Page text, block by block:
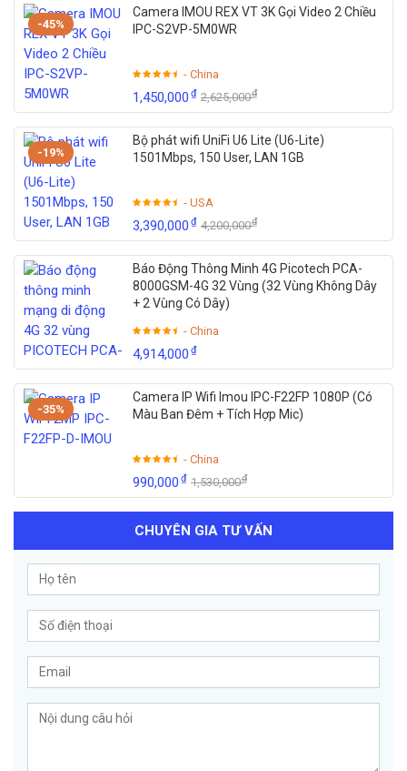
-45%
Camera IMOU REX VT 3K Gọi Video 2 Chiều
IPC-S2VP-5M0WR
- China
1,450,000₫ 2,625,000₫
-19%
Bộ phát wifi UniFi U6 Lite (U6-Lite)
1501Mbps, 150 User, LAN 1GB
- USA
3,390,000₫ 4,200,000₫
Báo Động Thông Minh 4G Picotech PCA-
8000GSM-4G 32 Vùng (32 Vùng Không Dây
+ 2 Vùng Có Dây)
- China
4,914,000₫
-35%
Camera IP Wifi Imou IPC-F22FP 1080P (Có
Màu Ban Đêm + Tích Hợp Mic)
- China
990,000₫ 1,530,000₫
CHUYÊN GIA TƯ VẤN